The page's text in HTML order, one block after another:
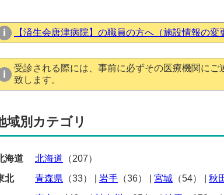
【済生会唐津病院】の職員の方へ（施設情報の変
受診される際には、事前に必ずその医療機関に
致します。
域別カテゴリ
海道 北海道 （207）
北
青森県 （33） 岩手 （36） 宮城 （54） 秋